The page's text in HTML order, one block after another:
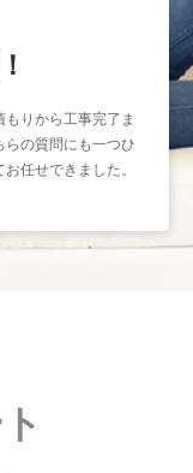
が、予約もスムー
業はとても丁寧
またお願いしたい